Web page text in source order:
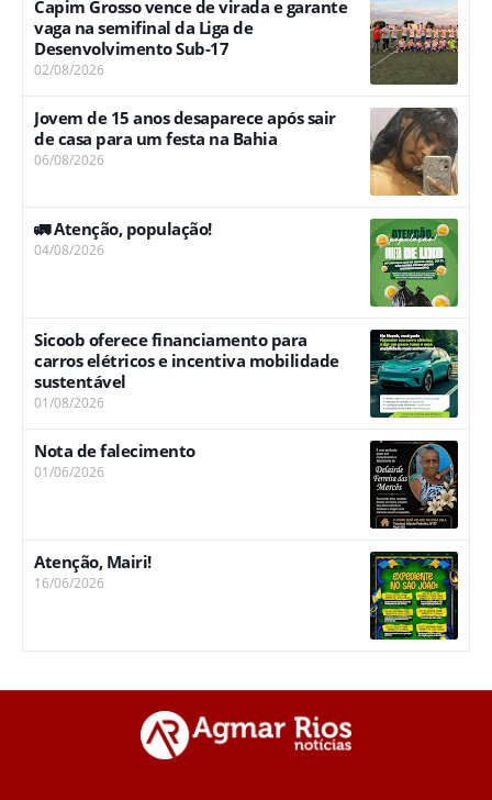
Capim Grosso vence de virada e garante
vaga na semifinal da Liga de
Desenvolvimento Sub-17
02/08/2026
Jovem de 15 anos desaparece após sair
de casa para um festa na Bahia
06/08/2026
🚛 Atenção, população!
04/08/2026
Sicoob oferece financiamento para
carros elétricos e incentiva mobilidade
sustentável
01/08/2026
Nota de falecimento
01/06/2026
Atenção, Mairi!
16/06/2026